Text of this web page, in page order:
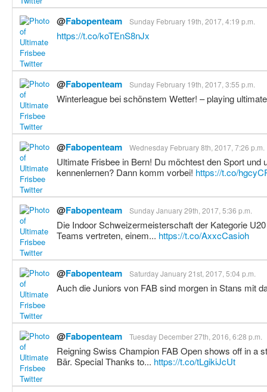
@Fabopenteam Sunday February 19th, 2017, 4:19 p.m.
https://t.co/koTEnS8nJx
@Fabopenteam Sunday February 19th, 2017, 3:55 p.m.
Winterleague bei schönstem Wetter! – playing
@Fabopenteam Wednesday February 8th, 2017, 7:26 p.m.
Ultimate Frisbee in Bern! Du möchtest den Sport und
kennenlernen? Dann komm vorbei! https://t.co/
@Fabopenteam Sunday January 29th, 2017, 5:36 p.m.
Die Indoor Schweizermeisterschaft der Kategorie
Teams vertreten, einem... https://t.co/AxxcCasioh
@Fabopenteam Saturday January 21st, 2017, 5:04 p.m.
Auch die Juniors von FAB sind morgen in Stans mit
@Fabopenteam Tuesday December 27th, 2016, 6:28 p.m.
Reigning Swiss Champion FAB Open shows off in a
Bär. Special Thanks to... https://t.co/tLgikiJcUt